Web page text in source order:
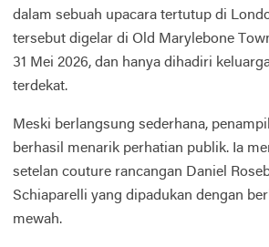
dalam sebuah upacara tertutup di
tersebut digelar di Old Marylebone
31 Mei 2026, dan hanya dihadiri
terdekat.
Meski berlangsung sederhana,
berhasil menarik perhatian publik. Ia
setelan couture rancangan Daniel
Schiaparelli yang dipadukan dengan
mewah.